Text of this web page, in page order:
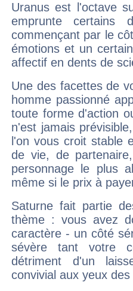
Uranus est l'octave
emprunte
commençant par le
émotions et un
affectif en dents de
Une des facettes de
homme passionné
toute forme d'action
n'est jamais
l'on vous croit stable
de vie, de
personnage le plus
même si le prix à
Saturne fait partie
thème : vous avez
caractère - un côté
sévère tant votre
détriment d'un
convivial aux yeux